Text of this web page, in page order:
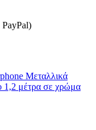
PayPal)